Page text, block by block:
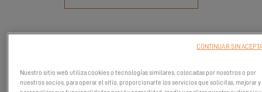
Nuestro sitio web utiliza cookies o tecnologías similares, colocadas por nosotros o por
nuestros socios, para operar el sitio, proporcionarte los servicios que solicitas, mejorar y
CONTINUAR SIN